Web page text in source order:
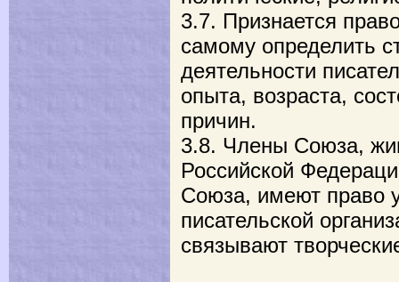
3.7. Признается
самому определить
деятельности
опыта, возраста,
причин.
3.8. Члены Союза,
Российской
Союза, имеют право
писательской
связывают